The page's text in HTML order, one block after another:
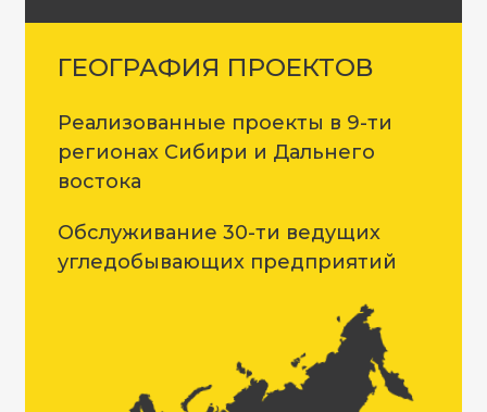
ГЕОГРАФИЯ ПРОЕКТОВ
Реализованные проекты в 9-ти
регионах Сибири и Дальнего
востока
Обслуживание 30-ти ведущих
угледобывающих предприятий